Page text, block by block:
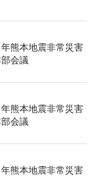
熊本地震非常災害
会議
熊本地震非常災害
会議
熊本地震非常災害